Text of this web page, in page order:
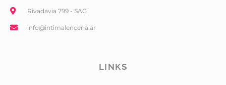
Rivadavia 799 - SAG
info@intimalenceria.ar
LINKS